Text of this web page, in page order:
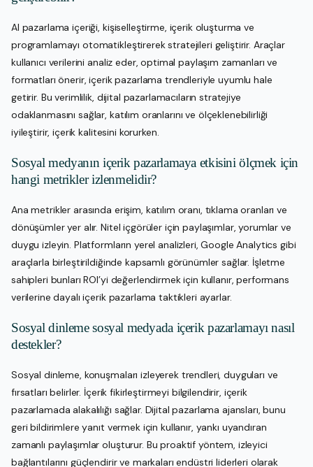
AI pazarlama içeriği, kişiselleştirme, içerik oluşturma ve
programlamayı otomatikleştirerek stratejileri geliştirir. Araçlar
kullanıcı verilerini analiz eder, optimal paylaşım zamanları ve
formatları önerir, içerik pazarlama trendleriyle uyumlu hale
getirir. Bu verimlilik, dijital pazarlamacıların stratejiye
odaklanmasını sağlar, katılım oranlarını ve ölçeklenebilirliği
iyileştirir, içerik kalitesini korurken.
Sosyal medyanın içerik pazarlamaya etkisini ölçmek için
hangi metrikler izlenmelidir?
Ana metrikler arasında erişim, katılım oranı, tıklama oranları ve
dönüşümler yer alır. Nitel içgörüler için paylaşımlar, yorumlar ve
duygu izleyin. Platformların yerel analizleri, Google Analytics gibi
araçlarla birleştirildiğinde kapsamlı görünümler sağlar. İşletme
sahipleri bunları ROI’yi değerlendirmek için kullanır, performans
verilerine dayalı içerik pazarlama taktikleri ayarlar.
Sosyal dinleme sosyal medyada içerik pazarlamayı nasıl
destekler?
Sosyal dinleme, konuşmaları izleyerek trendleri, duyguları ve
fırsatları belirler. İçerik fikirleştirmeyi bilgilendirir, içerik
pazarlamada alakalılığı sağlar. Dijital pazarlama ajansları, bunu
geri bildirimlere yanıt vermek için kullanır, yankı uyandıran
zamanlı paylaşımlar oluşturur. Bu proaktif yöntem, izleyici
bağlantılarını güçlendirir ve markaları endüstri liderleri olarak